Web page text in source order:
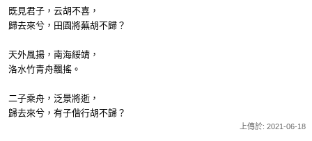
既見君子，云胡不喜，
歸去來兮，田園將蕪胡不歸？
天外風揚，南海綏靖，
洛水竹青舟飄搖。
二子乘舟，泛景將逝，
歸去來兮，有子偕行胡不歸？
上傳於: 2021-06-18